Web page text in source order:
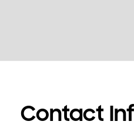
Contact